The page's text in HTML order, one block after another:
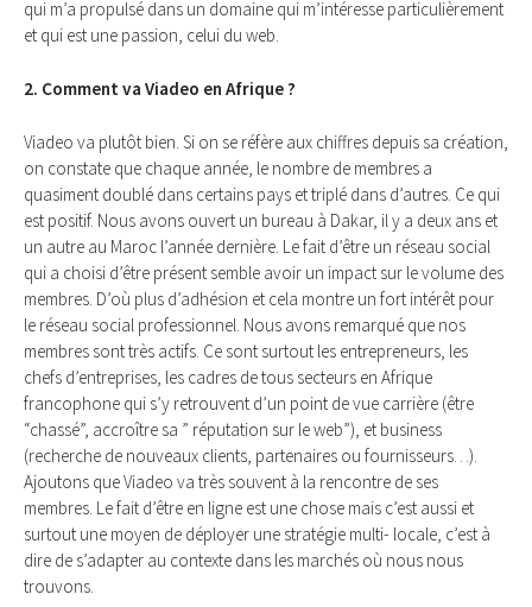
qui m’a propulsé dans un domaine qui m’intéresse particulièrement
et qui est une passion, celui du web.
2. Comment va Viadeo en Afrique ?
Viadeo va plutôt bien. Si on se réfère aux chiffres depuis sa création,
on constate que chaque année, le nombre de membres a
quasiment doublé dans certains pays et triplé dans d’autres. Ce qui
est positif. Nous avons ouvert un bureau à Dakar, il y a deux ans et
un autre au Maroc l’année dernière. Le fait d’être un réseau social
qui a choisi d’être présent semble avoir un impact sur le volume des
membres. D’où plus d’adhésion et cela montre un fort intérêt pour
le réseau social professionnel. Nous avons remarqué que nos
membres sont très actifs. Ce sont surtout les entrepreneurs, les
chefs d’entreprises, les cadres de tous secteurs en Afrique
francophone qui s’y retrouvent d’un point de vue carrière (être
“chassé”, accroître sa ” réputation sur le web”), et business
(recherche de nouveaux clients, partenaires ou fournisseurs…).
Ajoutons que Viadeo va très souvent à la rencontre de ses
membres. Le fait d’être en ligne est une chose mais c’est aussi et
surtout une moyen de déployer une stratégie multi- locale, c’est à
dire de s’adapter au contexte dans les marchés où nous nous
trouvons.